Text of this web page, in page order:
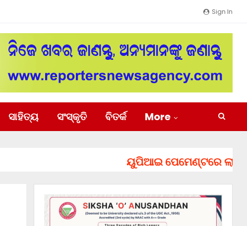
Sign In
ସାହିତ୍ୟ ସଂସ୍କୃତି ବିତର୍କ More
ୟୁପିଆଇ ପେମେଣ୍ଟରେ ଲାଗିପାରେ